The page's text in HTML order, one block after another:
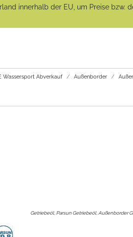
innerhalb der EU, um Preise bzw.
Wassersport Abverkauf Außenborder
Getriebeöl, Parsun Getriebeöl, Außenborder